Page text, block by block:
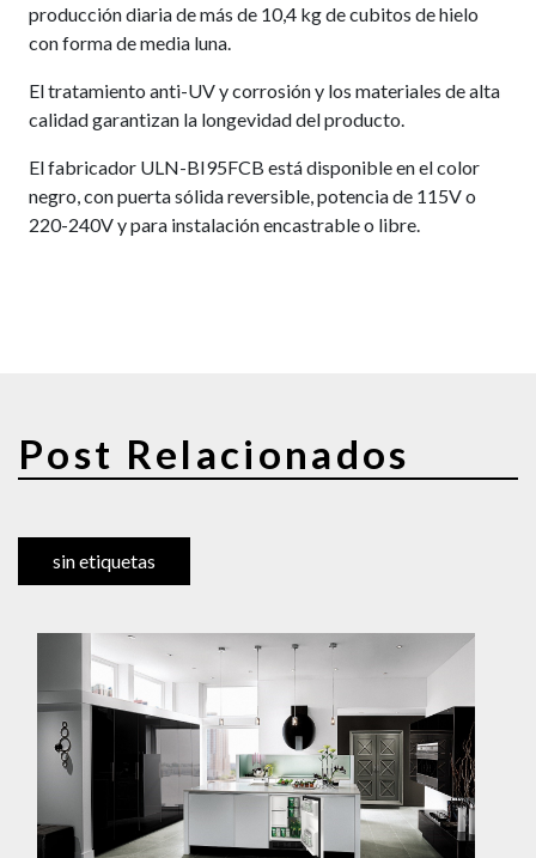
producción diaria de más de 10,4 kg de cubitos de hielo
con forma de media luna.
El tratamiento anti-UV y corrosión y los materiales de alta
calidad garantizan la longevidad del producto.
El fabricador ULN-BI95FCB está disponible en el color
negro, con puerta sólida reversible, potencia de 115V o
220-240V y para instalación encastrable o libre.
Post Relacionados
sin etiquetas